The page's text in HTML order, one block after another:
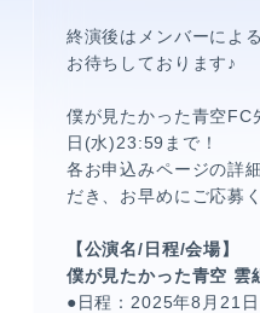
終演後はメンバーによ
お待ちしております♪
僕が見たかった青空FC
日(水)23:59まで！
各お申込みページの詳
だき、お早めにご応募
【公演名/日程/会場】
僕が見たかった青空 雲
●日程：2025年8月21日